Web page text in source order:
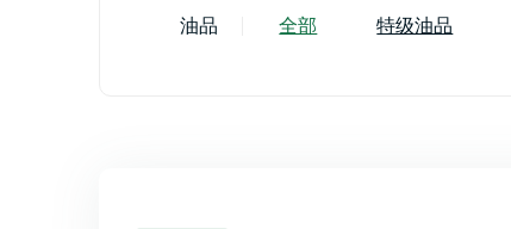
油品 全部 特级油品